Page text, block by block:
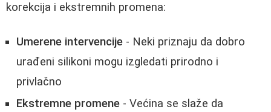
korekcija i ekstremnih promena:
Umerene intervencije - Neki priznaju da dobro
urađeni silikoni mogu izgledati prirodno i
privlačno
Ekstremne promene - Većina se slaže da